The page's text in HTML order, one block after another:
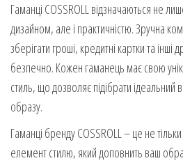
Гаманці COSSROLL відзначаються не
дизайном, але і практичністю. Зручна
зберігати гроші, кредитні картки та інші
безпечно. Кожен гаманець має свою
стиль, що дозволяє підібрати ідеальний
образу.
Гаманці бренду COSSROLL – це не
елемент стилю, який доповнить ваш